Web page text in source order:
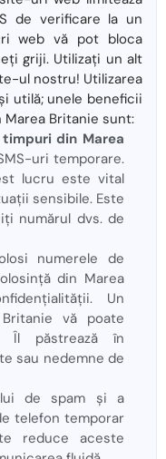
de verificare la un
web vă pot bloca
griji. Utilizați un alt
ul nostru! Utilizarea
utilă; unele beneficii
Britanie sunt:
din Marea
uri temporare.
lucru este vital
sensibile. Este
numărul dvs. de
numerele de
din Marea
Un
vă poate
Îl păstrează în
sau nedemne de
de spam și a
telefon temporar
reduce aceste